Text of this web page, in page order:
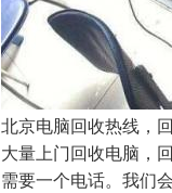
北京电脑回收热线，
大量上门回收电脑，
需要一个电话。我们